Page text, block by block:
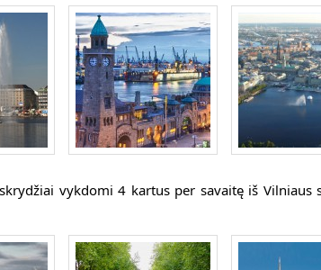
vykdomi 4 kartus per savaitę iš Vilniaus